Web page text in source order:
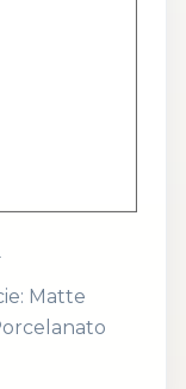
Matte